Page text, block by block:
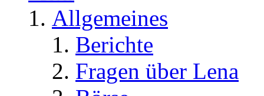
Allgemeines
Berichte
Fragen über Lena